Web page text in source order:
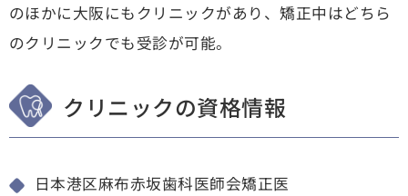
のほかに大阪にもクリニックがあり、矯正中はどちら
のクリニックでも受診が可能。
クリニックの資格情報
日本港区麻布赤坂歯科医師会矯正医